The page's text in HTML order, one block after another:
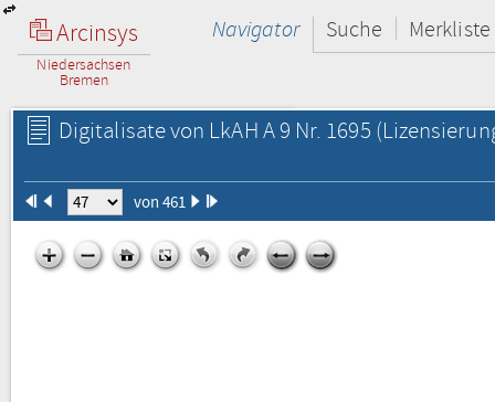
Arcinsys
Niedersachsen
Bremen
Navigator Suche Merkliste
Digitalisate von LkAH A 9 Nr. 1695
von 461